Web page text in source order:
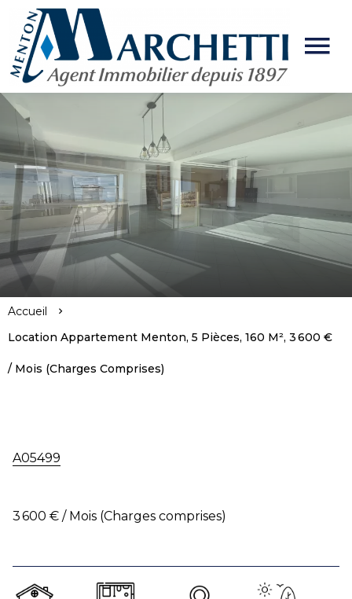
Accueil
Location Appartement Menton, 5 Pièces, 160 M², 3 600 €
/ Mois (Charges Comprises)
A05499
3 600 € / Mois (Charges comprises)